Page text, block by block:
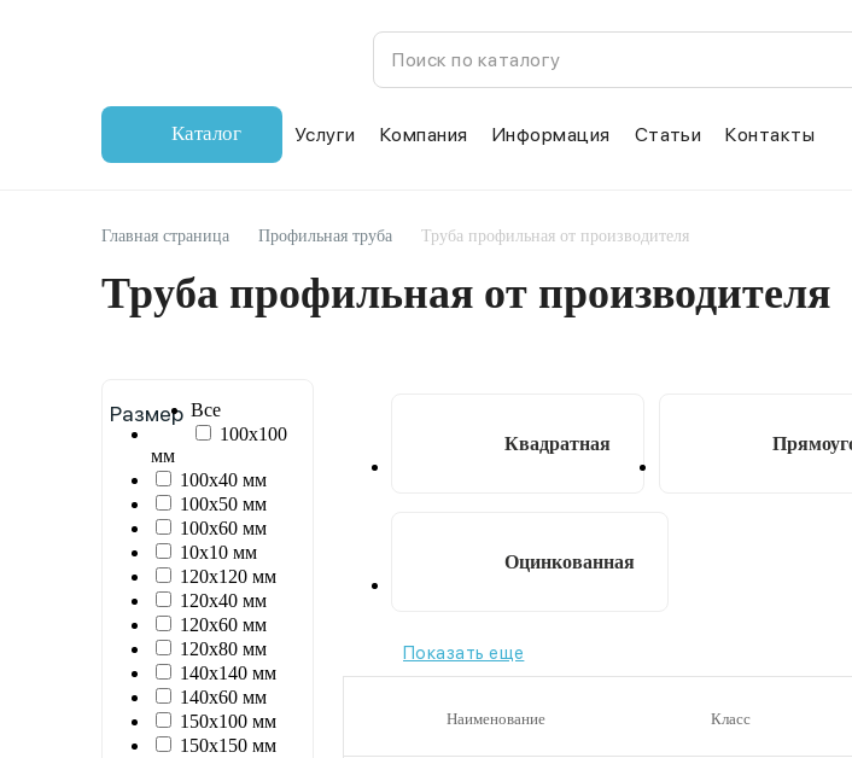
Каталог Услуги Компания Информация Статьи Контакты
Главная страница Профильная труба Труба профильная от производителя
Труба профильная от производителя
Размер Все
100х100
мм
100х40 мм
100х50 мм
100х60 мм
10х10 мм
120х120 мм
120х40 мм
120х60 мм
120х80 мм
140х140 мм
140х60 мм
150х100 мм
150х150 мм
Квадратная
Оцинкованная
Показать еще
Наименование Класс